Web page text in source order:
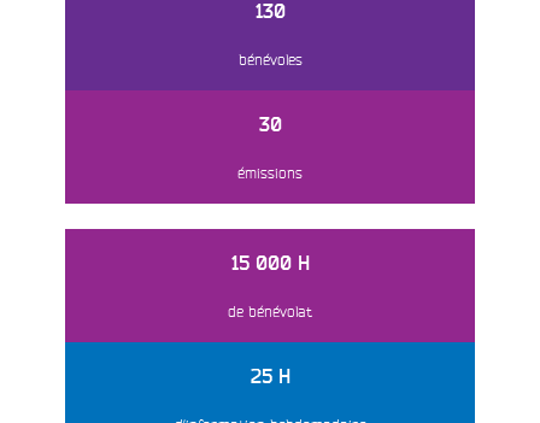
130
bénévoles
30
émissions
15 000 H
de bénévolat
25 H